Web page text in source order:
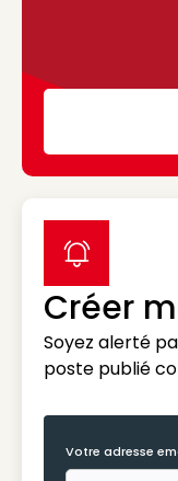
Créer
Soyez alerté
poste publié
label icon
Votre adresse